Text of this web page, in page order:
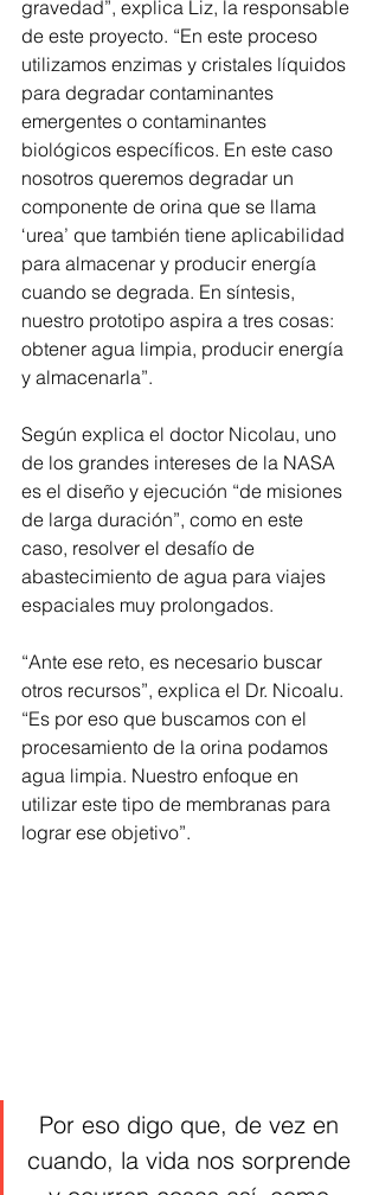
gravedad”, explica Liz, la responsable
de este proyecto. “En este proceso
utilizamos enzimas y cristales líquidos
para degradar contaminantes
emergentes o contaminantes
biológicos específicos. En este caso
nosotros queremos degradar un
componente de orina que se llama
‘urea’ que también tiene aplicabilidad
para almacenar y producir energía
cuando se degrada. En síntesis,
nuestro prototipo aspira a tres cosas:
obtener agua limpia, producir energía
y almacenarla”.
Según explica el doctor Nicolau, uno
de los grandes intereses de la NASA
es el diseño y ejecución “de misiones
de larga duración”, como en este
caso, resolver el desafío de
abastecimiento de agua para viajes
espaciales muy prolongados.
“Ante ese reto, es necesario buscar
otros recursos”, explica el Dr. Nicoalu.
“Es por eso que buscamos con el
procesamiento de la orina podamos
agua limpia. Nuestro enfoque en
utilizar este tipo de membranas para
lograr ese objetivo”.
Por eso digo que, de vez en
cuando, la vida nos sorprende